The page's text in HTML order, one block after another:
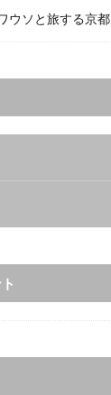
ウソと旅する京都